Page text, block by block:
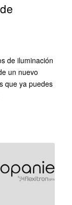
de iluminación
un nuevo
que ya puedes